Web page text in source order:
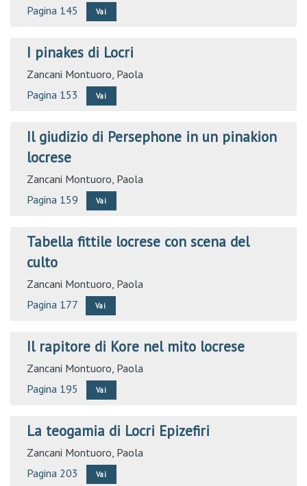
Pagina 145
Vai
I pinakes di Locri
Zancani Montuoro, Paola
Pagina 153
Vai
Il giudizio di Persephone in un pinakion
locrese
Zancani Montuoro, Paola
Pagina 159
Vai
Tabella fittile locrese con scena del
culto
Zancani Montuoro, Paola
Pagina 177
Vai
Il rapitore di Kore nel mito locrese
Zancani Montuoro, Paola
Pagina 195
Vai
La teogamia di Locri Epizefiri
Zancani Montuoro, Paola
Pagina 203
Vai